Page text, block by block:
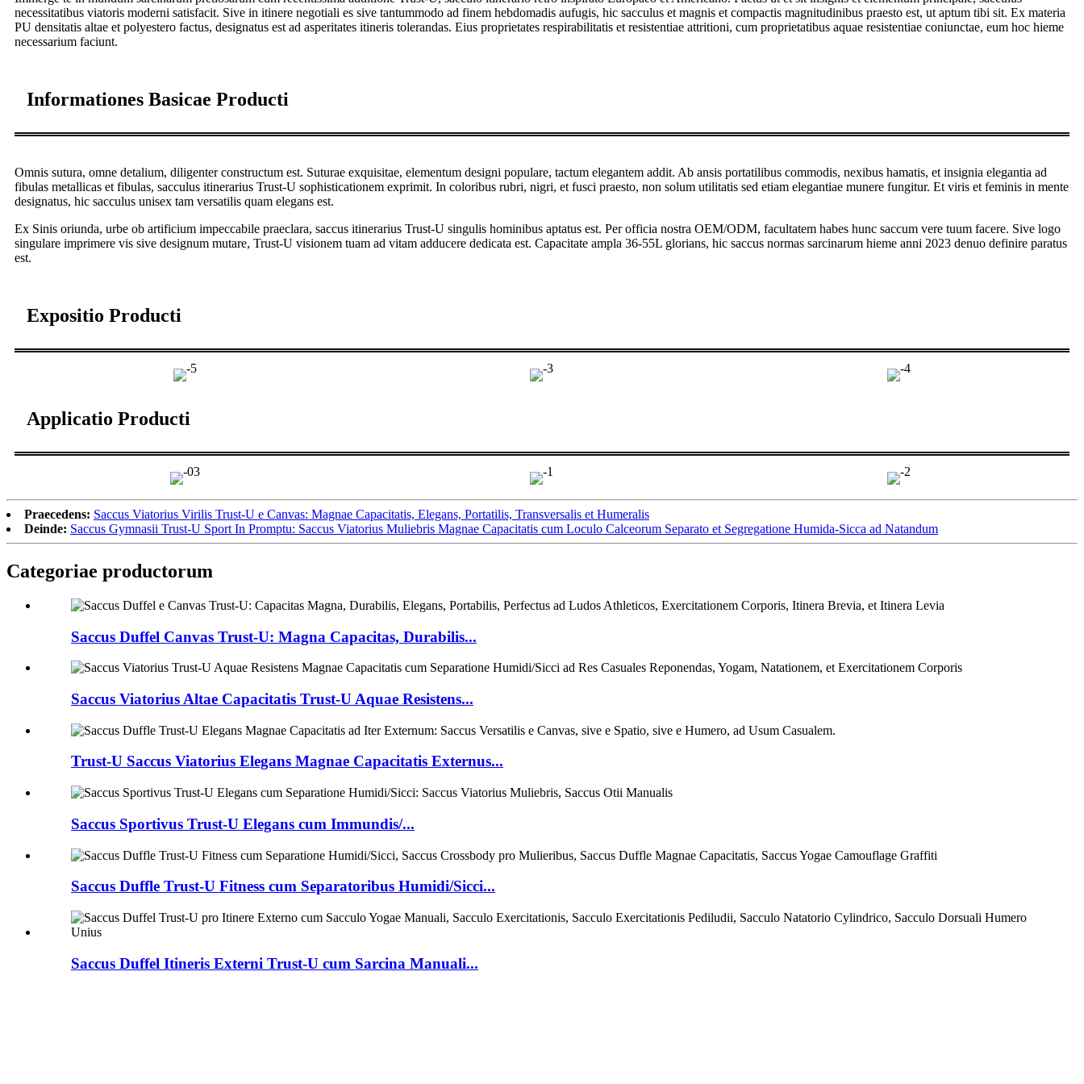
necessitatibus viatoris moderni satisfacit. Sive in itinere negotiali es sive tantummodo ad finem hebdomadis aufugis, hic sacculus et magnis et compactis magnitudinibus praesto est, ut aptum tibi sit. Ex materia
PU densitatis altae et polyestero factus, designatus est ad asperitates itineris tolerandas. Eius proprietates respirabilitatis et resistentiae attritioni, cum proprietatibus aquae resistentiae coniunctae, eum hoc hieme
necessarium faciunt.
Informationes Basicae Producti
Omnis sutura, omne detalium, diligenter constructum est. Suturae exquisitae, elementum designi populare, tactum elegantem addit. Ab ansis portatilibus commodis, nexibus hamatis, et insignia elegantia ad
fibulas metallicas et fibulas, sacculus itinerarius Trust-U sophisticationem exprimit. In coloribus rubri, nigri, et fusci praesto, non solum utilitatis sed etiam elegantiae munere fungitur. Et viris et feminis in mente
designatus, hic sacculus unisex tam versatilis quam elegans est.
Ex Sinis oriunda, urbe ob artificium impeccabile praeclara, saccus itinerarius Trust-U singulis hominibus aptatus est. Per officia nostra OEM/ODM, facultatem habes hunc saccum vere tuum facere. Sive logo
singulare imprimere vis sive designum mutare, Trust-U visionem tuam ad vitam adducere dedicata est. Capacitate ampla 36-55L glorians, hic saccus normas sarcinarum hieme anni 2023 denuo definire paratus
est.
Expositio Producti
Applicatio Producti
Praecedens: Saccus Viatorius Virilis Trust-U e Canvas: Magnae Capacitatis, Elegans, Portatilis, Transversalis et Humeralis
Deinde: Saccus Gymnasii Trust-U Sport In Promptu: Saccus Viatorius Muliebris Magnae Capacitatis cum Loculo Calceorum Separato et Segregatione Humida-Sicca ad Natandum
Categoriae productorum
Saccus Duffel Canvas Trust-U: Magna Capacitas, Durabilis...
Saccus Viatorius Altae Capacitatis Trust-U Aquae Resistens...
Trust-U Saccus Viatorius Elegans Magnae Capacitatis Externus...
Saccus Sportivus Trust-U Elegans cum Immundis/...
Saccus Duffle Trust-U Fitness cum Separatoribus Humidi/Sicci...
Saccus Duffel Itineris Externi Trust-U cum Sarcina Manuali...